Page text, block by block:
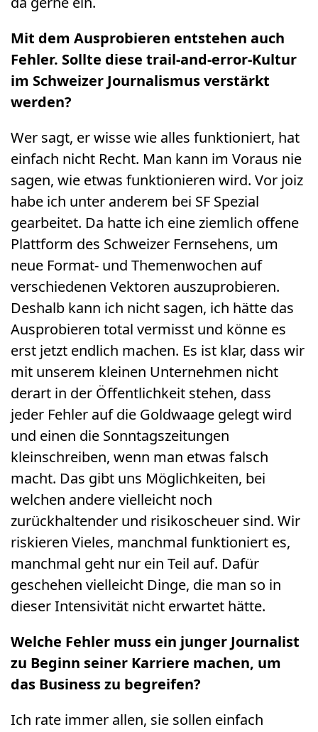
Mit dem Ausprobieren entstehen auch
Fehler. Sollte diese trail-and-error-Kultur
im Schweizer Journalismus verstärkt
werden?
Wer sagt, er wisse wie alles funktioniert, hat
einfach nicht Recht. Man kann im Voraus nie
sagen, wie etwas funktionieren wird. Vor joiz
habe ich unter anderem bei SF Spezial
gearbeitet. Da hatte ich eine ziemlich offene
Plattform des Schweizer Fernsehens, um
neue Format- und Themenwochen auf
verschiedenen Vektoren auszuprobieren.
Deshalb kann ich nicht sagen, ich hätte das
Ausprobieren total vermisst und könne es
erst jetzt endlich machen. Es ist klar, dass wir
mit unserem kleinen Unternehmen nicht
derart in der Öffentlichkeit stehen, dass
jeder Fehler auf die Goldwaage gelegt wird
und einen die Sonntagszeitungen
kleinschreiben, wenn man etwas falsch
macht. Das gibt uns Möglichkeiten, bei
welchen andere vielleicht noch
zurückhaltender und risikoscheuer sind. Wir
riskieren Vieles, manchmal funktioniert es,
manchmal geht nur ein Teil auf. Dafür
geschehen vielleicht Dinge, die man so in
dieser Intensivität nicht erwartet hätte.
Welche Fehler muss ein junger Journalist
zu Beginn seiner Karriere machen, um
das Business zu begreifen?
Ich rate immer allen, sie sollen einfach